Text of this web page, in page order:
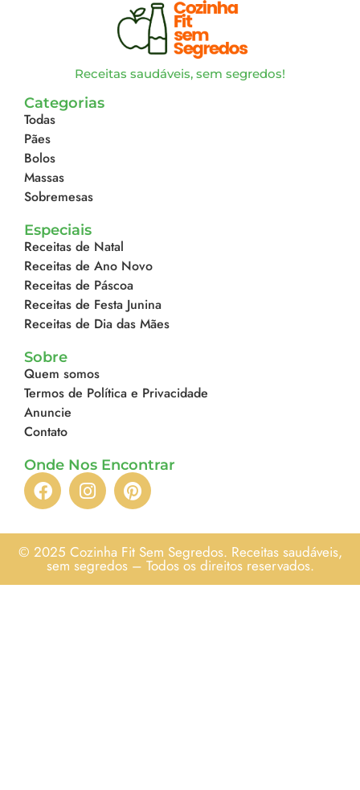
Receitas saudáveis, sem segredos!
Categorias
Todas
Pães
Bolos
Massas
Sobremesas
Especiais
Receitas de Natal
Receitas de Ano Novo
Receitas de Páscoa
Receitas de Festa Junina
Receitas de Dia das Mães
Sobre
Quem somos
Termos de Política e Privacidade
Anuncie
Contato
Onde Nos Encontrar
© 2025 Cozinha Fit Sem Segredos. Receitas saudáveis,
sem segredos – Todos os direitos reservados.